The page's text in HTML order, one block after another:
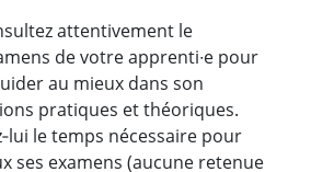
attentivement le
de votre apprenti∙e pour
au mieux dans son
pratiques et théoriques.
le temps nécessaire pour
ses examens (aucune retenue